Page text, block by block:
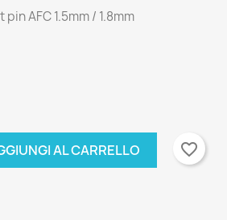
pin AFC 1.5mm / 1.8mm
AL CARRELLO favorite_border